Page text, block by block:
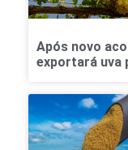
Após novo
exportará uva